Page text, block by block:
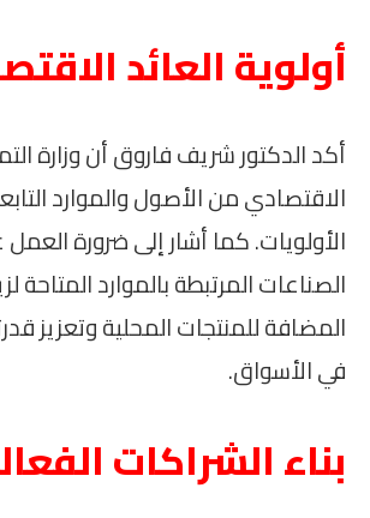
أولوية العائد
أكد الدكتور شريف فاروق أن وزارة
الاقتصادي من الأصول والموارد
الأولويات. كما أشار إلى ضرورة
الصناعات المرتبطة بالموارد المتاحة
المضافة للمنتجات المحلية وتعزيز
في الأسواق.
بناء الشراكات